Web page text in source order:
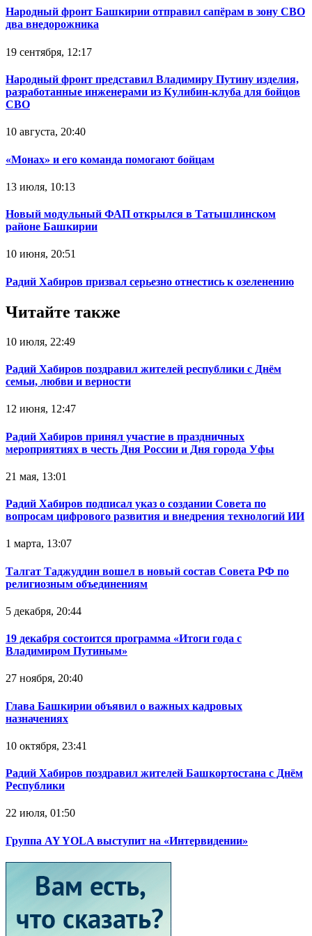
Народный фронт Башкирии отправил сапёрам в зону СВО
два внедорожника
19 сентября, 12:17
Народный фронт представил Владимиру Путину изделия,
разработанные инженерами из Кулибин-клуба для бойцов
СВО
10 августа, 20:40
«Монах» и его команда помогают бойцам
13 июля, 10:13
Новый модульный ФАП открылся в Татышлинском
районе Башкирии
10 июня, 20:51
Радий Хабиров призвал серьезно отнестись к озеленению
Читайте также
10 июля, 22:49
Радий Хабиров поздравил жителей республики с Днём
семьи, любви и верности
12 июня, 12:47
Радий Хабиров принял участие в праздничных
мероприятиях в честь Дня России и Дня города Уфы
21 мая, 13:01
Радий Хабиров подписал указ о создании Совета по
вопросам цифрового развития и внедрения технологий ИИ
1 марта, 13:07
Талгат Таджуддин вошел в новый состав Совета РФ по
религиозным объединениям
5 декабря, 20:44
19 декабря состоится программа «Итоги года с
Владимиром Путиным»
27 ноября, 20:40
Глава Башкирии объявил о важных кадровых
назначениях
10 октября, 23:41
Радий Хабиров поздравил жителей Башкортостана с Днём
Республики
22 июля, 01:50
Группа AY YOLA выступит на «Интервидении»